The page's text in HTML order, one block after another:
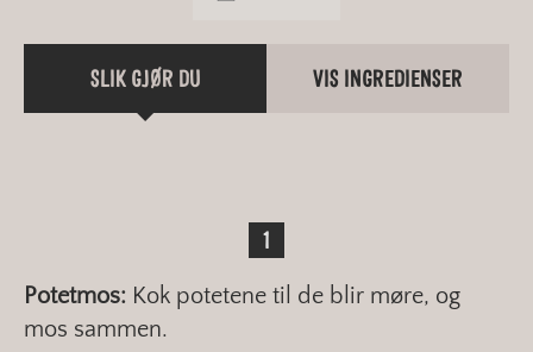
SLIK GJØR DU VIS INGREDIENSER
Potetmos: Kok potetene til de blir møre, og
mos sammen.